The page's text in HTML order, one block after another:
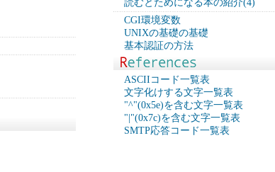
読むとためになる本の紹介(4)
CGI環境変数
UNIXの基礎の基礎
基本認証の方法
ASCIIコード一覧表
文字化けする文字一覧表
"^"(0x5e)を含む文字一覧表
"|"(0x7c)を含む文字一覧表
SMTP応答コード一覧表